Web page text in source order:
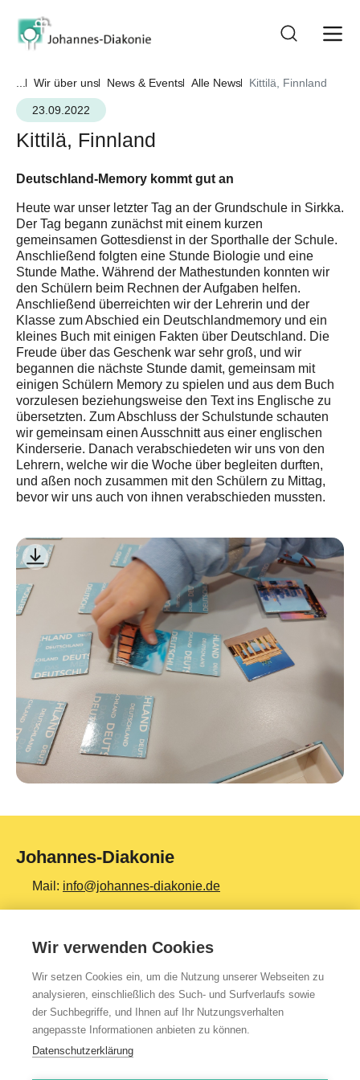
... Wir über uns News & Events Alle News
Kittilä, Finnland
23.09.2022
Kittilä, Finnland
Deutschland-Memory kommt gut an
Heute war unser letzter Tag an der Grundschule in Sirkka.
Der Tag begann zunächst mit einem kurzen
gemeinsamen Gottesdienst in der Sporthalle der Schule.
Anschließend folgten eine Stunde Biologie und eine
Stunde Mathe. Während der Mathestunden konnten wir
den Schülern beim Rechnen der Aufgaben helfen.
Anschließend überreichten wir der Lehrerin und der
Klasse zum Abschied ein Deutschlandmemory und ein
kleines Buch mit einigen Fakten über Deutschland. Die
Freude über das Geschenk war sehr groß, und wir
begannen die nächste Stunde damit, gemeinsam mit
einigen Schülern Memory zu spielen und aus dem Buch
vorzulesen beziehungsweise den Text ins Englische zu
übersetzten. Zum Abschluss der Schulstunde schauten
wir gemeinsam einen Ausschnitt aus einer englischen
Kinderserie. Danach verabschiedeten wir uns von den
Lehrern, welche wir die Woche über begleiten durften,
und aßen noch zusammen mit den Schülern zu Mittag,
bevor wir uns auch von ihnen verabschieden mussten.
Johannes-Diakonie
Mail: info@johannes-diakonie.de
Tel:06261 - 88-0
Top Themen
Teilhabe & Assistenz
Altenpflege
Wir verwenden Cookies
Wir setzen Cookies ein, um die Nutzung unserer Webseiten zu
analysieren, einschließlich des Such- und Surfverlaufs sowie
der Suchbegriffe, und Ihnen auf Ihr Nutzungsverhalten
angepasste Informationen anbieten zu können.
Datenschutzerklärung